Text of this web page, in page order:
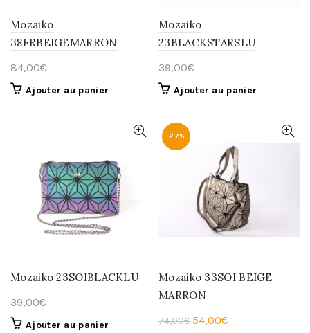
Mozaiko
38FRBEIGEMARRON
84,00€
Ajouter au panier
Mozaiko
23BLACKSTARSLU
39,00€
Ajouter au panier
Mozaiko 23SOIBLACKLU
39,00€
Ajouter au panier
-27%
Mozaiko 33SOI BEIGE
MARRON
74,00€ Le
54,00€